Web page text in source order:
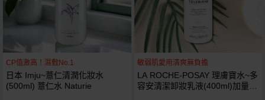
CP值激高！濕敷No.1
日本 Imju~薏仁清潤化妝水
(500ml) 薏仁水 Naturie
敏弱肌愛用清爽無負擔
LA ROCHE-POSAY 理膚寶水~多
容安清潔卸妝乳液(400ml)加量